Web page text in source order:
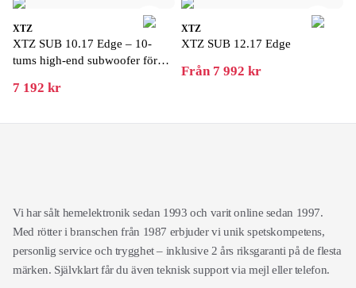
XTZ
XTZ SUB 10.17 Edge – 10-
tums high-end subwoofer för
7 192 kr
XTZ
XTZ SUB 12.17 Edge
Från 7 992 kr
Vi har sålt hemelektronik sedan 1993 och varit online sedan 1997.
Med rötter i branschen från 1987 erbjuder vi unik spetskompetens,
personlig service och trygghet – inklusive 2 års riksgaranti på de flesta
märken. Självklart får du även teknisk support via mejl eller telefon.